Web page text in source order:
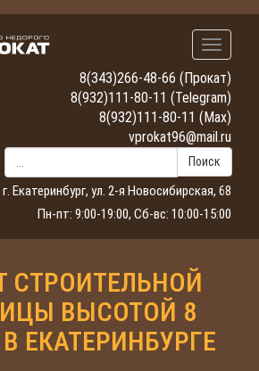
8(343)266-48-66 (Прокат)
8(932)111-80-11 (Telegram)
8(932)111-80-11 (Max)
vprokat96@mail.ru
Поиск
г. Екатеринбург, ул. 2-я Новосибирская, 68
Пн-пт: 9:00-19:00, Сб-вс: 10:00-15:00
СТРОИТЕЛЬНОЙ
ВЫСОТОЙ 8
ЕКАТЕРИНБУРГЕ